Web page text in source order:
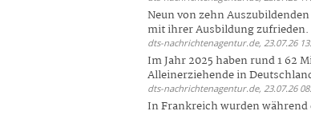
Neun von zehn
mit ihrer Ausbildung zufrieden.
dts-nachrichtenagentur.de, 23.07.26
Im Jahr 2025 haben rund 1 62
Alleinerziehende in
dts-nachrichtenagentur.de, 23.07.26
In Frankreich wurden während